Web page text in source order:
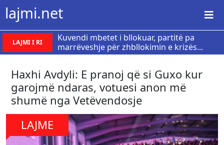
lajmi.net
LAJMI I RI
Kuvendi mbetet i bllokuar, partitë pa
marrëveshje për zhbllokimin e krizës...
Haxhi Avdyli: E pranoj që si Guxo kur
garojmë ndaras, votuesi anon më
shumë nga Vetëvendosje
LAJME